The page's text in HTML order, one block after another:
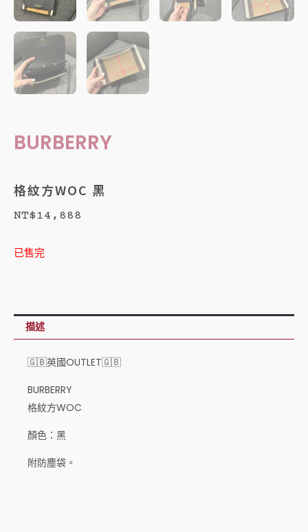
BURBERRY
格紋方WOC 黑
NT$14,888
已售完
描述
🇬🇧英國OUTLET🇬🇧
BURBERRY
格紋方WOC
顏色：黑
附防塵袋。